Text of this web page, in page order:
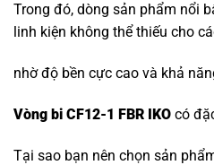
Trong đó, dòng sản phẩm nổi
linh kiện không thể thiếu cho
nhờ độ bền cực cao và khả
Vòng bi CF12-1 FBR IKO có
Tại sao bạn nên chọn sản